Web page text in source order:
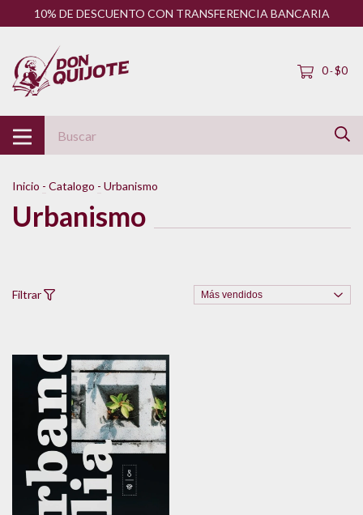
10% DE DESCUENTO CON TRANSFERENCIA BANCARIA
0-$0
Inicio - Catalogo - Urbanismo
Urbanismo
Filtrar